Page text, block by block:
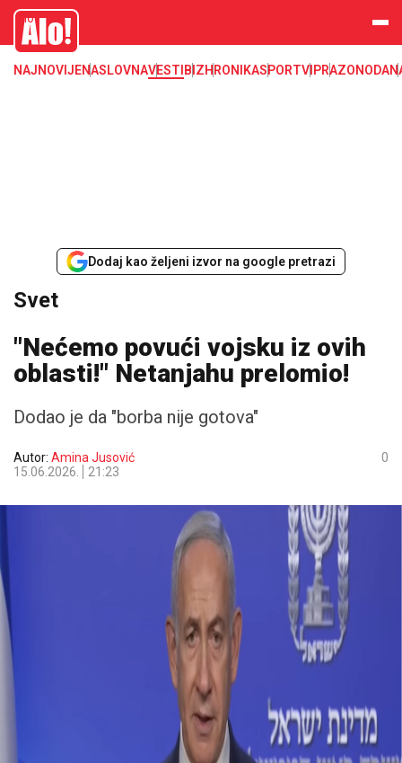
Svet, Ruske vesti, Planeta, Region
Alo
NAJNOVIJENASLOVNAVESTI BIZHRONIKASPORTVIPRAZONODA
Dodaj kao željeni izvor na google pretrazi
Svet
"Nećemo povući vojsku iz ovih
oblasti!" Netanjahu prelomio!
Dodao je da "borba nije gotova"
Autor: Amina Jusović
15.06.2026.
21:23
0